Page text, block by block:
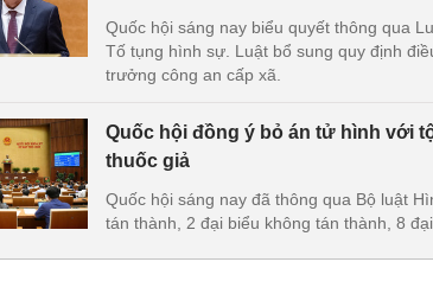
Quốc hội sáng nay biểu quyết thông qua
Tố tụng hình sự. Luật bổ sung quy định
trưởng công an cấp xã.
Quốc hội đồng ý bỏ án tử hình với
thuốc giả
Quốc hội sáng nay đã thông qua Bộ luật
tán thành, 2 đại biểu không tán thành, 8